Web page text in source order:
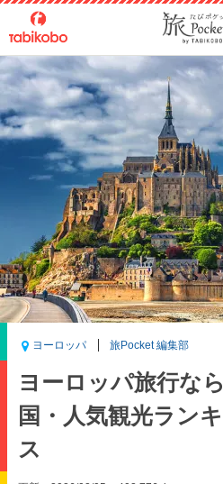
ヨーロッパ 旅Pocket 編集部
ヨーロッパ旅行な
国・人気観光ラン
ス